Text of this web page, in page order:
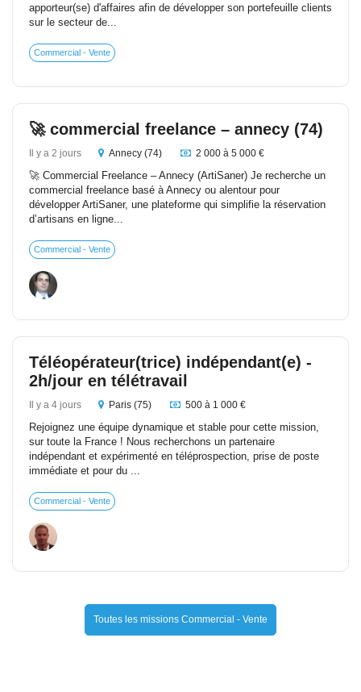
apporteur(se) d'affaires afin de développer son portefeuille clients
sur le secteur de...
Commercial - Vente
🚀 commercial freelance – annecy (74)
Il y a 2 jours Annecy (74) 2 000 à 5 000 €
🚀 Commercial Freelance – Annecy (ArtiSaner) Je recherche un
commercial freelance basé à Annecy ou alentour pour
développer ArtiSaner, une plateforme qui simplifie la réservation
d’artisans en ligne...
Commercial - Vente
Téléopérateur(trice) indépendant(e) -
2h/jour en télétravail
Il y a 4 jours Paris (75) 500 à 1 000 €
Rejoignez une équipe dynamique et stable pour cette mission,
sur toute la France ! Nous recherchons un partenaire
indépendant et expérimenté en téléprospection, prise de poste
immédiate et pour du ...
Commercial - Vente
Toutes les missions Commercial - Vente